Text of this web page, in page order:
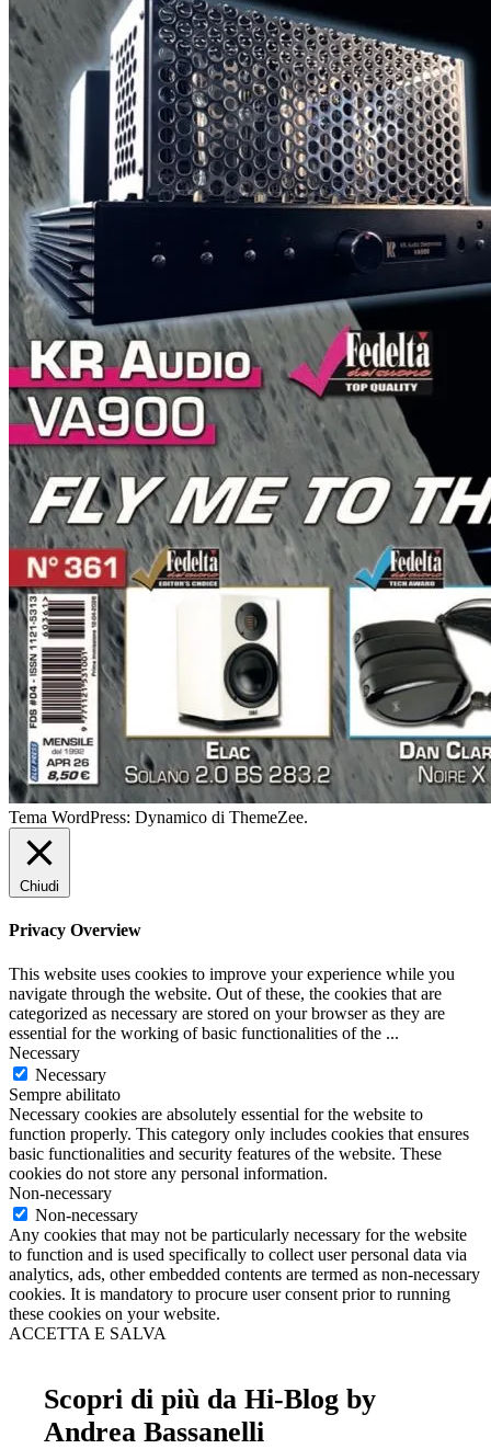
Tema WordPress: Dynamico di ThemeZee.
Chiudi
Privacy Overview
This website uses cookies to improve your experience while you
navigate through the website. Out of these, the cookies that are
categorized as necessary are stored on your browser as they are
essential for the working of basic functionalities of the ...
Necessary
Necessary
Sempre abilitato
Necessary cookies are absolutely essential for the website to
function properly. This category only includes cookies that ensures
basic functionalities and security features of the website. These
cookies do not store any personal information.
Non-necessary
Non-necessary
Any cookies that may not be particularly necessary for the website
to function and is used specifically to collect user personal data via
analytics, ads, other embedded contents are termed as non-necessary
cookies. It is mandatory to procure user consent prior to running
these cookies on your website.
ACCETTA E SALVA
Scopri di più da Hi-Blog by
Andrea Bassanelli